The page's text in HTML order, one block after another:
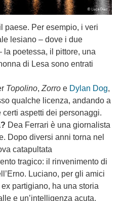
paese. Per esempio, i veri
lesiano – dove i due
la poetessa, il pittore, una
di Lesa sono entrati
Topolino, Zorro e Dylan Dog,
qualche licenza, andando a
aspetti dei personaggi.
Dea Ferrari è una giornalista
Dopo diversi anni torna nel
catapultata
tragico: il rinvenimento di
Luciano, per gli amici
partigiano, ha una storia
e un’intelligenza acuta.